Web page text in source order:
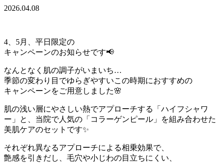
2026.04.08
4、5月、平日限定の
キャンペーンのお知らせです📢
なんとなく肌の調子がいまいち…
季節の変わり目でゆらぎやすいこの時期におすすめの
キャンペーンをご用意しました🌸
肌の浅い層にやさしい熱でアプローチする「ハイフシャワ
ー」と、当院で人気の「コラーゲンピール」を組み合わせた
美肌ケアのセットです✨
それぞれ異なるアプローチによる相乗効果で、
艶感を引きだし、毛穴や小じわの目立ちにくい、